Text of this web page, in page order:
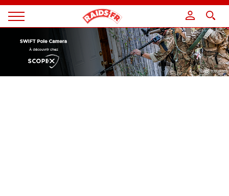
Magazine
Panneau de gestion des cookies